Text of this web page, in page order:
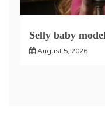
Selly baby
August 5, 2026